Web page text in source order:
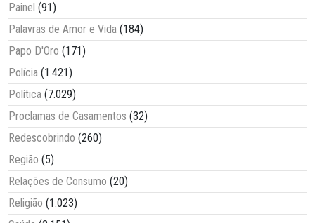
Painel (91)
Palavras de Amor e Vida (184)
Papo D'Oro (171)
Polícia (1.421)
Política (7.029)
Proclamas de Casamentos (32)
Redescobrindo (260)
Região (5)
Relações de Consumo (20)
Religião (1.023)